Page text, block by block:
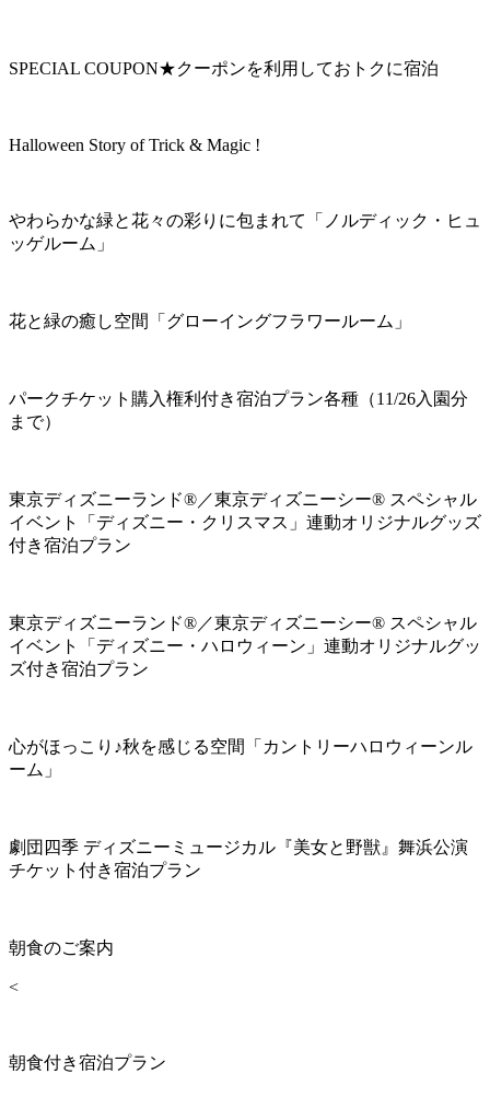
SPECIAL COUPON★クーポンを利用しておトクに宿泊
Halloween Story of Trick & Magic !
やわらかな緑と花々の彩りに包まれて「ノルディック・ヒュ
ッゲルーム」
花と緑の癒し空間「グローイングフラワールーム」
パークチケット購入権利付き宿泊プラン各種（11/26入園分
まで）
東京ディズニーランド®／東京ディズニーシー® スペシャル
イベント「ディズニー・クリスマス」連動オリジナルグッズ
付き宿泊プラン
東京ディズニーランド®／東京ディズニーシー® スペシャル
イベント「ディズニー・ハロウィーン」連動オリジナルグッ
ズ付き宿泊プラン
心がほっこり♪秋を感じる空間「カントリーハロウィーンル
ーム」
劇団四季 ディズニーミュージカル『美女と野獣』舞浜公演
チケット付き宿泊プラン
朝食のご案内
<
朝食付き宿泊プラン